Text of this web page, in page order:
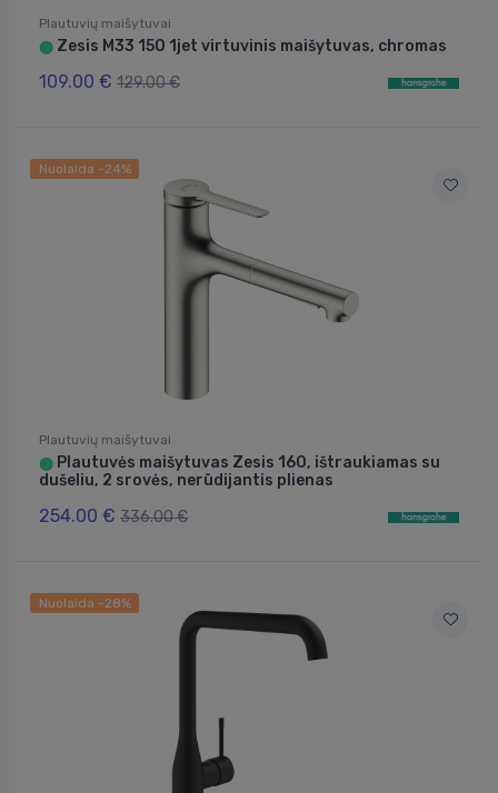
Plautuvių maišytuvai
⬤ Zesis M33 150 1jet virtuvinis maišytuvas, chromas
109.00 € 129.00 €
Nuolaida -24%
Plautuvių maišytuvai
⬤ Plautuvės maišytuvas Zesis 160, ištraukiamas su
dušeliu, 2 srovės, nerūdijantis plienas
254.00 € 336.00 €
Nuolaida -28%